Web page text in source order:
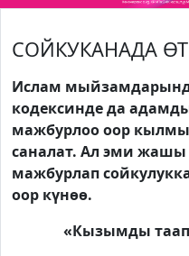
СОЙКУКАНАДА
Ислам
кодексинде да
мажбурлоо оор
саналат. Ал эми жашы
мажбурлап
оор күнөө.
«Кызымды таап